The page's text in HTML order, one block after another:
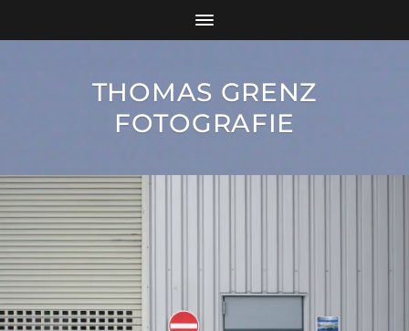
THOMAS GRENZ
FOTOGRAFIE